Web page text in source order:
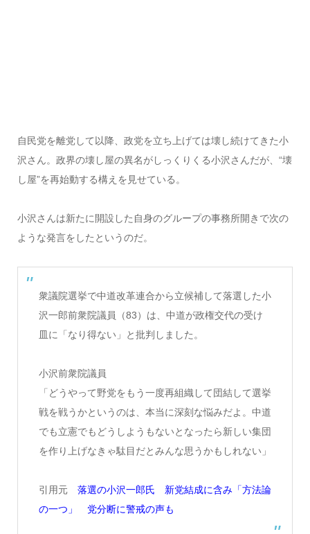
自民党を離党して以降、政党を立ち上げては壊し続けてきた小
沢さん。政界の壊し屋の異名がしっくりくる小沢さんだが、“壊
し屋”を再始動する構えを見せている。
小沢さんは新たに開設した自身のグループの事務所開きで次の
ような発言をしたというのだ。
衆議院選挙で中道改革連合から立候補して落選した小
沢一郎前衆院議員（83）は、中道が政権交代の受け
皿に「なり得ない」と批判しました。
小沢前衆院議員
「どうやって野党をもう一度再組織して団結して選挙
戦を戦うかというのは、本当に深刻な悩みだよ。中道
でも立憲でもどうしようもないとなったら新しい集団
を作り上げなきゃ駄目だとみんな思うかもしれない」
引用元 落選の小沢一郎氏 新党結成に含み「方法論
の一つ」 党分断に警戒の声も